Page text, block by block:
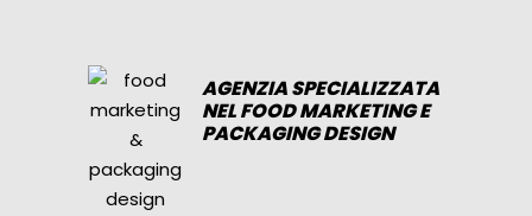
AGENZIA SPECIALIZZATA
NEL FOOD MARKETING E
PACKAGING DESIGN